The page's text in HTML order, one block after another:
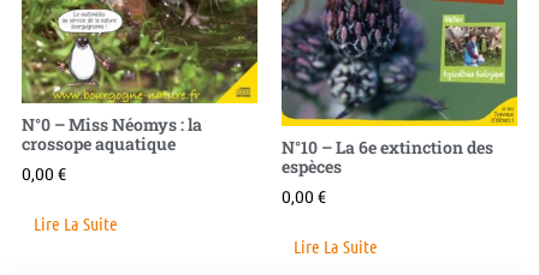
N°0 – Miss Néomys : la
crossope aquatique
0,00 €
Lire La Suite
N°10 – La 6e extinction des
espèces
0,00 €
Lire La Suite